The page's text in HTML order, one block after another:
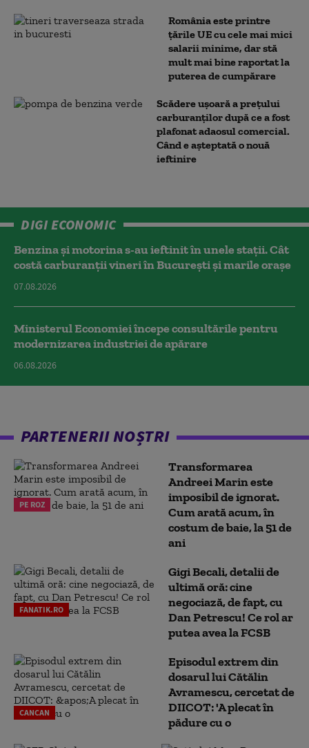
România este printre
țările UE cu cele mai mici
salarii minime, dar stă
mult mai bine raportat la
puterea de cumpărare
Scădere ușoară a prețului
carburanților după ce a fost
plafonat adaosul comercial.
Când e așteptată o nouă
ieftinire
DIGI ECONOMIC
Benzina și motorina s-au ieftinit în unele stații. Cât
costă carburanții vineri în București și marile orașe
07.08.2026
Ministerul Economiei începe consultările pentru
modernizarea industriei de apărare
06.08.2026
PARTENERII NOȘTRI
PE ROZ
Transformarea
Andreei Marin este
imposibil de ignorat.
Cum arată acum, în
costum de baie, la 51 de
ani
FANATIK.RO
Gigi Becali, detalii de
ultimă oră: cine
negociază, de fapt, cu
Dan Petrescu! Ce rol ar
putea avea la FCSB
CANCAN
Episodul extrem din
dosarul lui Cătălin
Avramescu, cercetat de
DIICOT: 'A plecat în
pădure cu o